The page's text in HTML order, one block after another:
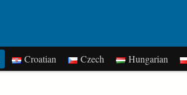
Croatian Czech Hungarian